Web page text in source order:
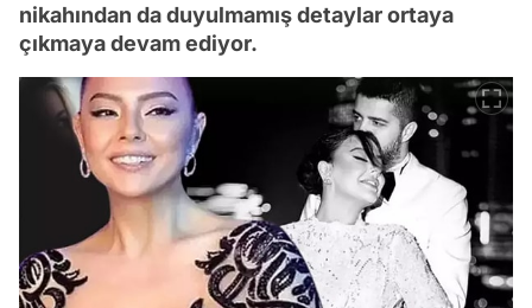
nikahından da duyulmamış detaylar ortaya
çıkmaya devam ediyor.